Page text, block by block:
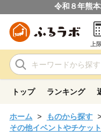
令和８年熊
上
トップ ランキング
ホーム ものから探す
その他イベントやチケット